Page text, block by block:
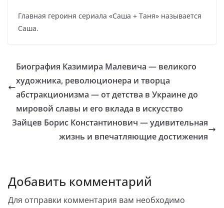
Главная героиня сериала «Саша + Таня» называется
Саша.
Биография Казимира Малевича — великого
художника, революционера и творца
абстракционизма — от детства в Украине до
мировой славы и его вклада в искусство
Зайцев Борис Константинович — удивительная
жизнь и впечатляющие достижения
Добавить комментарий
Для отправки комментария вам необходимо